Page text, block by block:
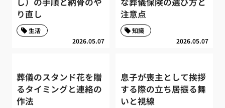
り直し
2026.05.07
生活
注意点
2026.05.07
知識
葬儀のスタンド花を贈
るタイミングと連絡の
作法
息子が喪主として挨拶
する際の立ち居振る舞
いと視線